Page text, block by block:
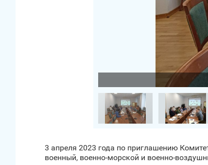
3 апреля 2023 года по приглашению
военный, военно-морской и военно-